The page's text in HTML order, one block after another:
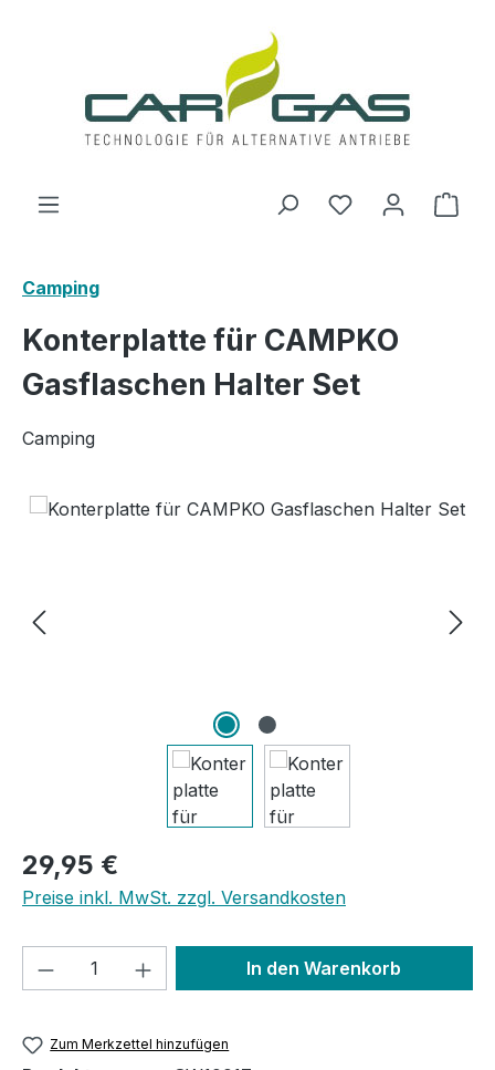
Du hast 0
Camping
Konterplatte für CAMPKO
Gasflaschen Halter Set
Camping
Bildergalerie überspringen
Regulärer Preis:
29,95 €
Preise inkl. MwSt. zzgl. Versandkosten
Produkt Anzahl: Gib denIn den Warenkorb
Zum Merkzettel hinzufügen